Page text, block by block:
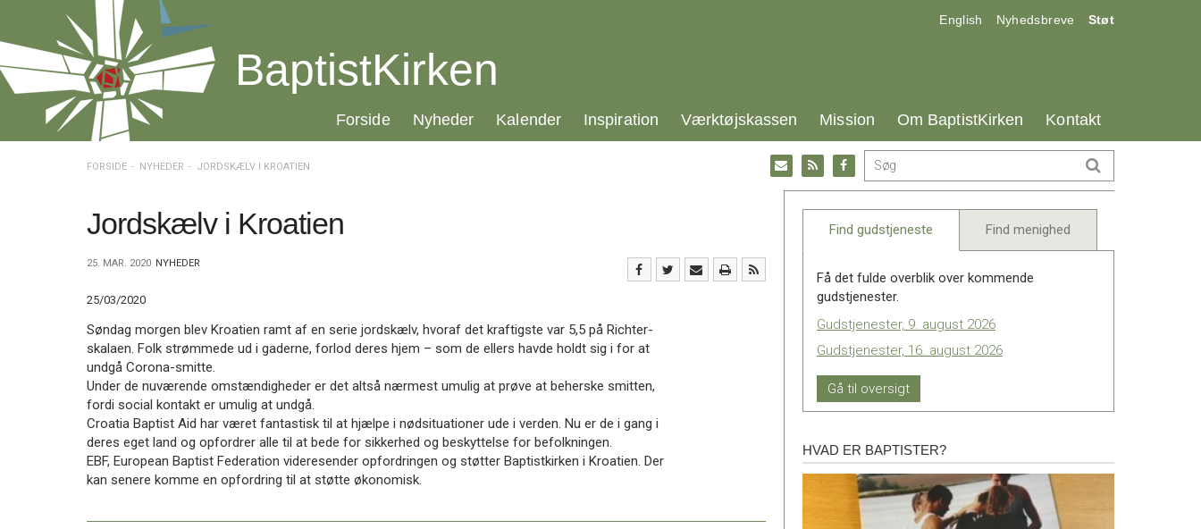
over
og
gå
Vend
tilbage
Værktøjskassen
BaptistKirken
Inspiration
Værktøjskassen
17.0:
English 18.0:
Nyhedsbreve 19.0:
Støt
BaptistKirken
20.0:
Forside 21.0:
Nyheder 22.0:
Kalender 23.0:
Inspiration 24.0:
Værktøjskassen 25.0:
Mission 26.0:
Om BaptistKirken 27.0:
Kontakt
FORSIDE NYHEDER JORDSKÆLV I KROATIEN
Gå
til:
Facebook
Gå
til:
RSS
feed
Gå
til:
Email
Jordskælv i Kroatien
25. MAR. 2020 NYHEDER
25/03/2020
Søndag morgen blev Kroatien ramt af en serie jordskælv, hvoraf det kraftigste var 5,5 på Richter-
skalaen. Folk strømmede ud i gaderne, forlod deres hjem – som de ellers havde holdt sig i for at
undgå Corona-smitte.
Under de nuværende omstændigheder er det altså nærmest umulig at prøve at beherske smitten,
fordi social kontakt er umulig at undgå.
Croatia Baptist Aid har været fantastisk til at hjælpe i nødsituationer ude i verden. Nu er de i gang i
deres eget land og opfordrer alle til at bede for sikkerhed og beskyttelse for befolkningen.
EBF, European Baptist Federation videresender opfordringen og støtter Baptistkirken i Kroatien. Der
kan senere komme en opfordring til at støtte økonomisk.
Find gudstjeneste Find menighed
Få det fulde overblik over kommende
gudstjenester.
Gudstjenester, 9. august 2026
Gudstjenester, 16. august 2026
Gå til oversigt
Hvad
er
baptister?
HVAD ER BAPTISTER?